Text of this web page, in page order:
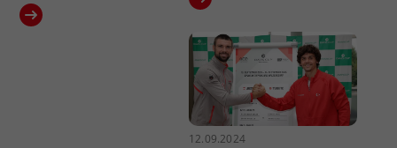
12.09.2024